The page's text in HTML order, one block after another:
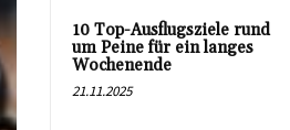
10 Top-Ausflugsziele rund
um Peine für ein langes
Wochenende
21.11.2025